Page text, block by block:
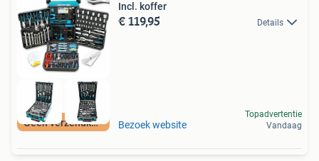
Geen verzendkosten
Incl. koffer
€ 119,95 Details
Bezoek website
Topadvertentie
Vandaag